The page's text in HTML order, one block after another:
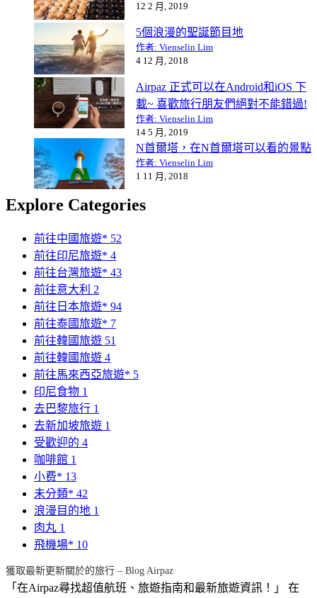
12 2 月, 2019
5個浪漫的聖誕節目地
作者: Vienselin Lim
4 12 月, 2018
Airpaz 正式可以在Android和iOS 下
載~ 喜歡旅行朋友們絕對不能錯過!
作者: Vienselin Lim
14 5 月, 2019
N首爾塔，在N首爾塔可以看的景點
作者: Vienselin Lim
1 11 月, 2018
Explore Categories
前往中國旅遊* 52
前往印尼旅遊* 4
前往台灣旅遊* 43
前往意大利 2
前往日本旅遊* 94
前往泰國旅遊* 7
前往韓國旅遊 51
前往韓國旅遊 4
前往馬來西亞旅遊* 5
印尼食物 1
去巴黎旅行 1
去新加坡旅遊 1
受歡迎的 4
咖啡館 1
小费* 13
未分類* 42
浪漫目的地 1
肉丸 1
飛機場* 10
獲取最新更新關於的旅行 – Blog Airpaz
「在Airpaz尋找超值航班、旅遊指南和最新旅遊資訊！」 在